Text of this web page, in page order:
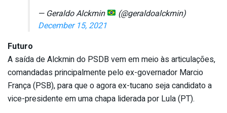
— Geraldo Alckmin
(@geraldoalckmin)
December 15, 2021
Futuro
A saída de Alckmin do PSDB vem em meio às articulações,
comandadas principalmente pelo ex-governador Marcio
França (PSB), para que o agora ex-tucano seja candidato a
vice-presidente em uma chapa liderada por Lula (PT).